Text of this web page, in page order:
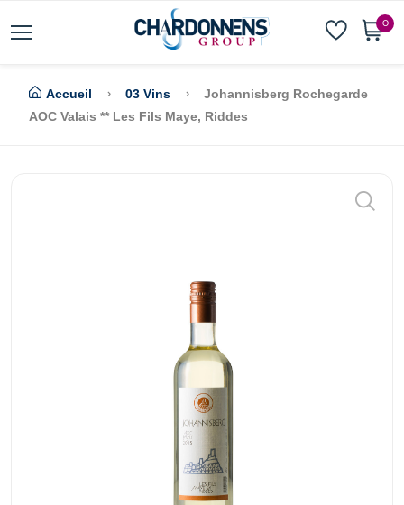
0
Accueil 03 Vins
Johannisberg Rochegarde
AOC Valais ** Les Fils Maye, Riddes